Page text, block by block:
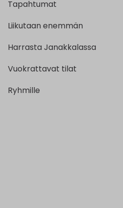
Tapahtumat
Liikutaan enemmän
Harrasta Janakkalassa
Vuokrattavat tilat
Ryhmille